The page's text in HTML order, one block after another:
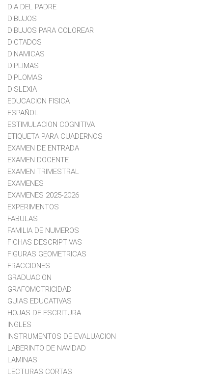
DIA DEL PADRE
DIBUJOS
DIBUJOS PARA COLOREAR
DICTADOS
DINAMICAS
DIPLIMAS
DIPLOMAS
DISLEXIA
EDUCACION FISICA
ESPAÑOL
ESTIMULACION COGNITIVA
ETIQUETA PARA CUADERNOS
EXAMEN DE ENTRADA
EXAMEN DOCENTE
EXAMEN TRIMESTRAL
EXAMENES
EXAMENES 2025-2026
EXPERIMENTOS
FABULAS
FAMILIA DE NUMEROS
FICHAS DESCRIPTIVAS
FIGURAS GEOMETRICAS
FRACCIONES
GRADUACION
GRAFOMOTRICIDAD
GUIAS EDUCATIVAS
HOJAS DE ESCRITURA
INGLES
INSTRUMENTOS DE EVALUACION
LABERINTO DE NAVIDAD
LAMINAS
LECTURAS CORTAS